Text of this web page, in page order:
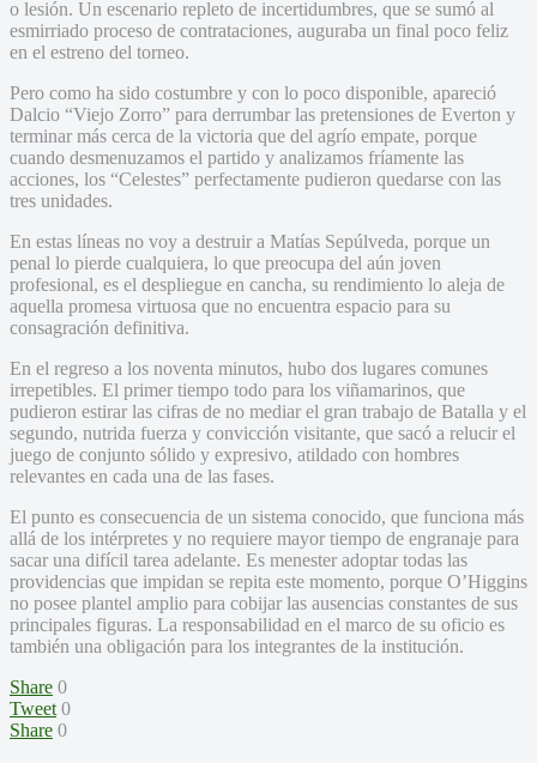
o lesión. Un escenario repleto de incertidumbres, que se sumó al
esmirriado proceso de contrataciones, auguraba un final poco feliz
en el estreno del torneo.
Pero como ha sido costumbre y con lo poco disponible, apareció
Dalcio “Viejo Zorro” para derrumbar las pretensiones de Everton y
terminar más cerca de la victoria que del agrío empate, porque
cuando desmenuzamos el partido y analizamos fríamente las
acciones, los “Celestes” perfectamente pudieron quedarse con las
tres unidades.
En estas líneas no voy a destruir a Matías Sepúlveda, porque un
penal lo pierde cualquiera, lo que preocupa del aún joven
profesional, es el despliegue en cancha, su rendimiento lo aleja de
aquella promesa virtuosa que no encuentra espacio para su
consagración definitiva.
En el regreso a los noventa minutos, hubo dos lugares comunes
irrepetibles. El primer tiempo todo para los viñamarinos, que
pudieron estirar las cifras de no mediar el gran trabajo de Batalla y el
segundo, nutrida fuerza y convicción visitante, que sacó a relucir el
juego de conjunto sólido y expresivo, atildado con hombres
relevantes en cada una de las fases.
El punto es consecuencia de un sistema conocido, que funciona más
allá de los intérpretes y no requiere mayor tiempo de engranaje para
sacar una difícil tarea adelante. Es menester adoptar todas las
providencias que impidan se repita este momento, porque O’Higgins
no posee plantel amplio para cobijar las ausencias constantes de sus
principales figuras. La responsabilidad en el marco de su oficio es
también una obligación para los integrantes de la institución.
Share 0
Tweet 0
Share 0